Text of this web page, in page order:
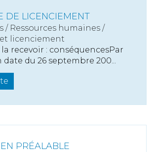
DE LICENCIEMENT
/ Ressources humaines /
licenciement
la recevoir : conséquencesPar
du 26 septembre 200...
PRÉALABLE